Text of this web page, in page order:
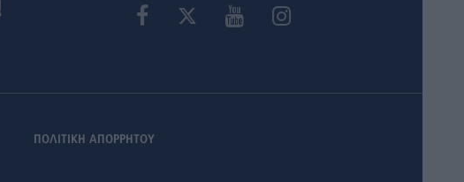
ΠΟΛΙΤΙΚΗ ΑΠΟΡΡΗΤΟΥ